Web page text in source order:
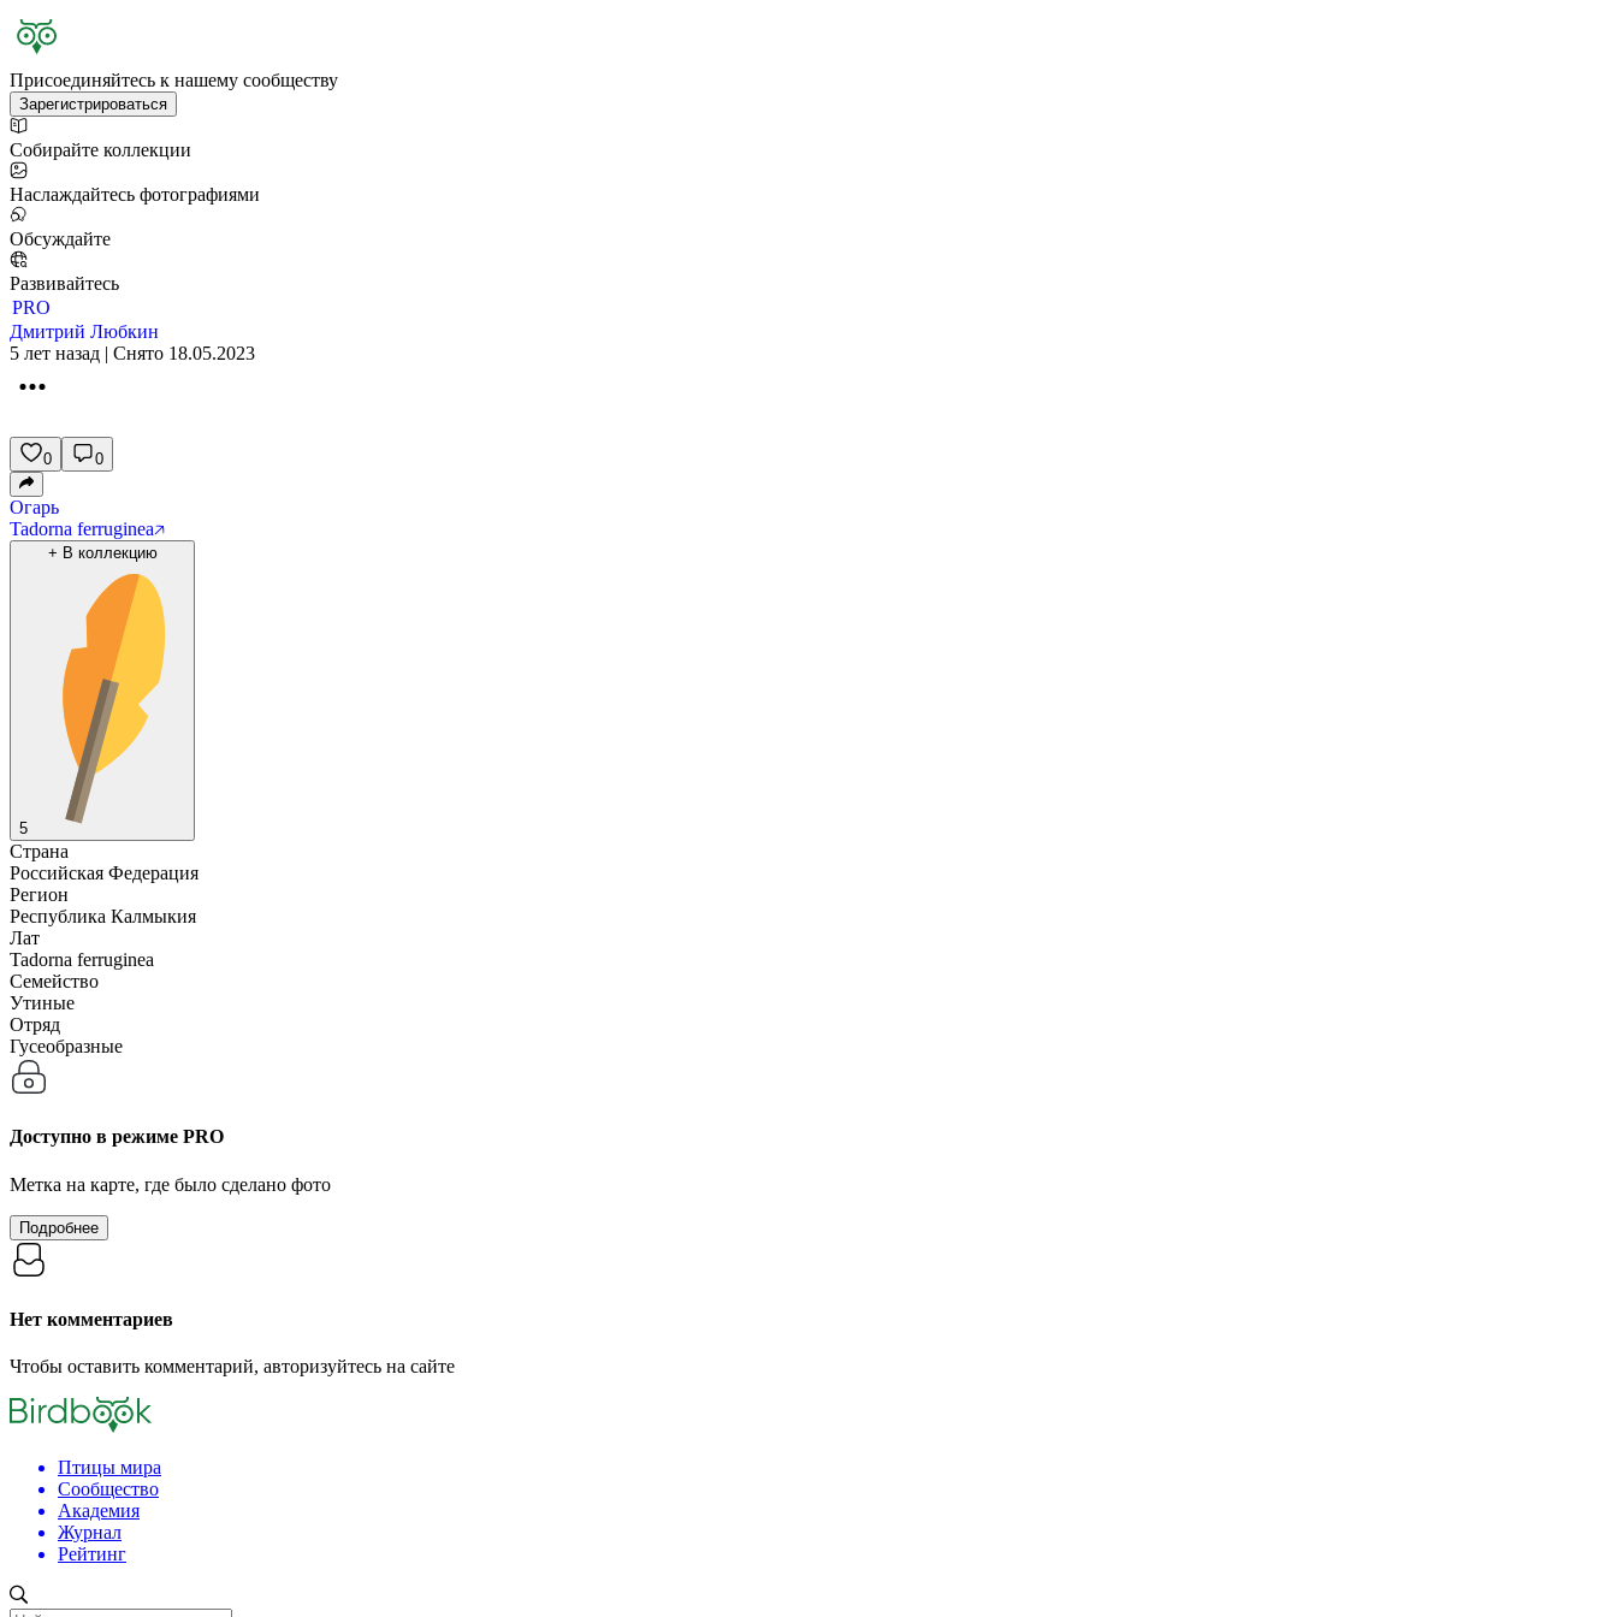
Присоединяйтесь к нашему сообществу
Зарегистрироваться
Собирайте коллекции
Наслаждайтесь фотографиями
Обсуждайте
Развивайтесь
PRO
Дмитрий Любкин
5 лет назад | Снято 18.05.2023
0 0
Огарь
Tadorna ferruginea
+ В коллекцию
5
Страна
Российская Федерация
Регион
Республика Калмыкия
Лат
Tadorna ferruginea
Семейство
Утиные
Отряд
Гусеобразные
Доступно в режиме PRO
Метка на карте, где было сделано фото
Подробнее
Нет комментариев
Чтобы оставить комментарий, авторизуйтесь на сайте
Птицы мира
Сообщество
Академия
Журнал
Рейтинг